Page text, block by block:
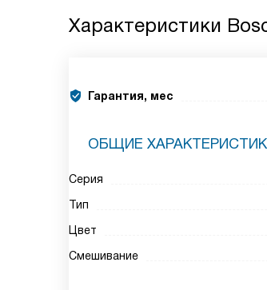
Характеристики
Гарантия, мес
ОБЩИЕ
Серия
Тип
Цвет
Смешивание